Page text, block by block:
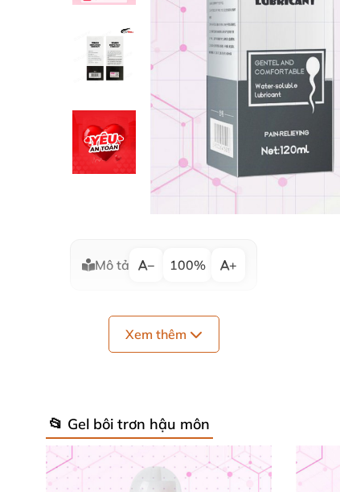
Mô tả − 100% +
Xem thêm
📂 Gel bôi trơn hậu môn